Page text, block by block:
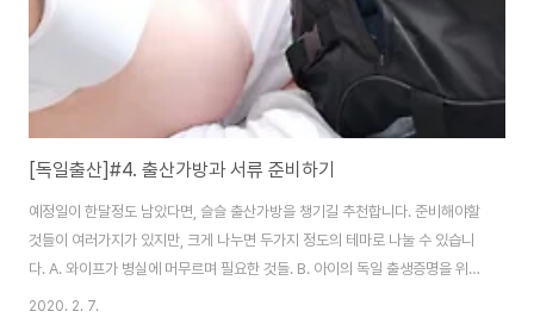
[독일출산]#4. 출산가방과 서류 준비하기
예정일이 한달정도 남았다면, 슬슬 출산가방을 챙기길 추천합니다. 준비해야할
것들이 여러가지가 있지만, 크게 나누면 두가지 정도의 테마로 나눌 수 있습니
다. A. 와이프가 병실에 머무르며 필요한 것들. B. 아이의 독일 출생증명을 위해
필요한 서류들 혹시나 출생증명을 필요한 서류들 중 공증 및 아포스티유 등을
2020. 2. 7.